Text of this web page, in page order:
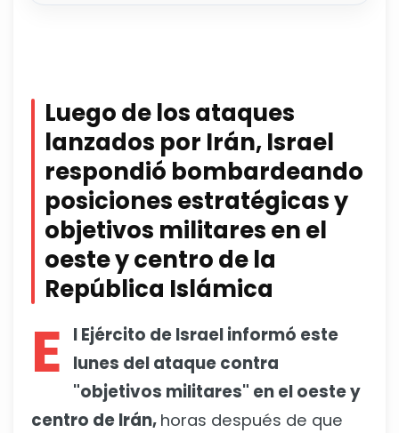
Luego de los ataques
lanzados por Irán, Israel
respondió bombardeando
posiciones estratégicas y
objetivos militares en el
oeste y centro de la
República Islámica
E
l Ejército de Israel informó este
lunes del ataque contra
"objetivos militares" en el oeste y
centro de Irán, horas después de que